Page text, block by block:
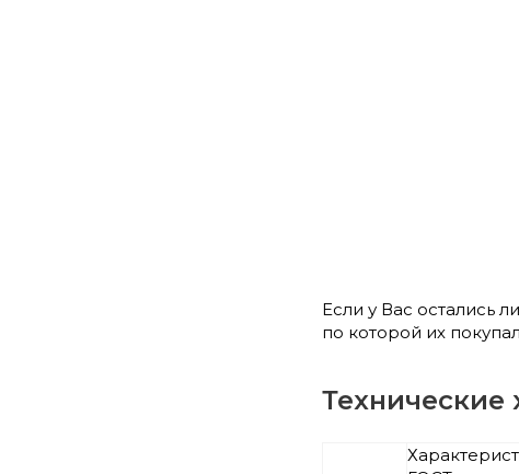
Если у Вас остались
по которой их